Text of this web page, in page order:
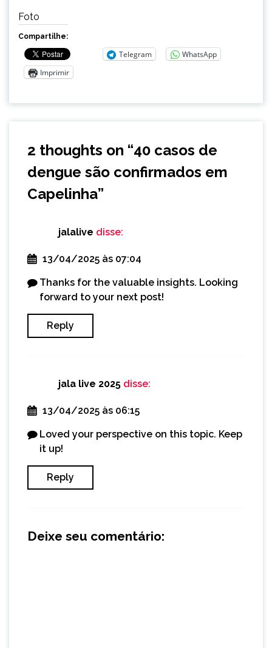
Foto
Compartilhe:
Telegram
WhatsApp
Imprimir
2 thoughts on “40 casos de
dengue são confirmados em
Capelinha”
jalalive disse:
13/04/2025 às 07:04
Thanks for the valuable insights. Looking
forward to your next post!
Reply
jala live 2025 disse:
13/04/2025 às 06:15
Loved your perspective on this topic. Keep
it up!
Reply
Deixe seu comentário: